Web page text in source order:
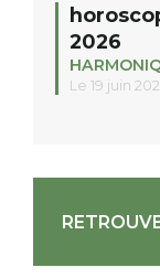
2026
Le 19 juin